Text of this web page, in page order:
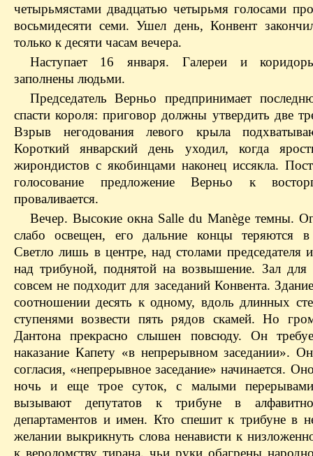
четырьмястами двадцатью четырьмя голосами
восьмидесяти семи. Ушел день, Конвент
только к десяти часам вечера.
Наступает 16 января. Галереи и
заполнены людьми.
Председатель Верньо предпринимает
спасти короля: приговор должны утвердить две
Взрыв негодования левого крыла
Короткий январский день уходил, когда
жирондистов с якобинцами наконец иссякла.
голосование предложение Верньо к
проваливается.
Вечер. Высокие окна Salle du Manègе темны.
слабо освещен, его дальние концы теряются в
Светло лишь в центре, над столами председателя и
над трибуной, поднятой на возвышение. Зал
совсем не подходит для заседаний Конвента.
соотношении десять к одному, вдоль длинных
ступенями возвести пять рядов скамей. Но
Дантона прекрасно слышен повсюду. Он
наказание Капету «в непрерывном заседании».
согласия, «непрерывное заседание» начинается.
ночь и еще трое суток, с малыми
вызывают депутатов к трибуне в
департаментов и имен. Кто спешит к трибуне в
желании выкрикнуть слова ненависти к
к вероломству тирана, чьи руки обагрены